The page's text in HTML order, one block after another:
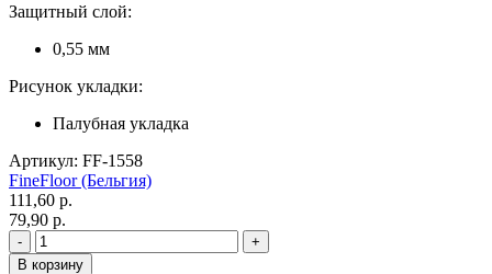
Защитный слой:
0,55 мм
Рисунок укладки:
Палубная укладка
Артикул: FF-1558
FineFloor (Бельгия)
111,60 p.
79,90 p.